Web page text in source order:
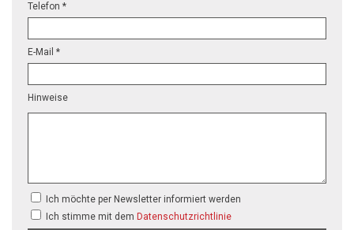
Telefon *
E-Mail *
Hinweise
Ich möchte per Newsletter informiert werden
Ich stimme mit dem Datenschutzrichtlinie